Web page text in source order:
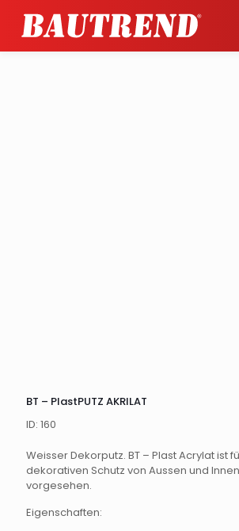
BT – PlastPUTZ AKRILAT
ID: 160
Weisser Dekorputz. BT – Plast Acrylat ist
dekorativen Schutz von Aussen und
vorgesehen.
Eigenschaften: